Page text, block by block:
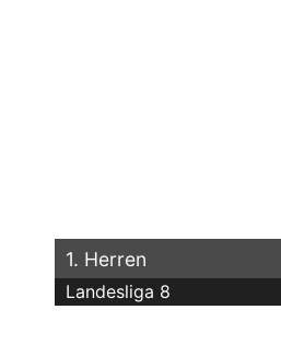
1. Herren
Landesliga 8